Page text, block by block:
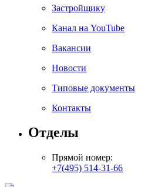
Застройщику
Канал на YouTube
Вакансии
Новости
Типовые документы
Контакты
Отделы
Прямой номер:
+7(495) 514-31-66